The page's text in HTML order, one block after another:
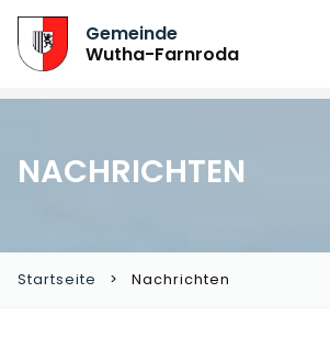
Gemeinde
Wutha-Farnroda
NACHRICHTEN
Startseite Nachrichten